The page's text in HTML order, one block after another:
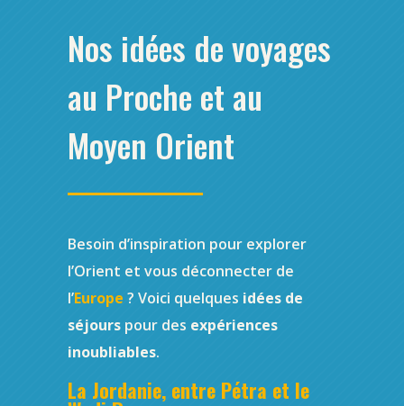
Nos idées de voyages
au Proche et au
Moyen Orient
Besoin d’inspiration pour explorer
l’Orient et vous déconnecter de
l’Europe ? Voici quelques idées de
séjourspour des expériences
inoubliables.
La Jordanie, entre Pétra et le